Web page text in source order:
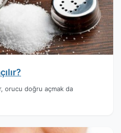
orucu doğru açmak da